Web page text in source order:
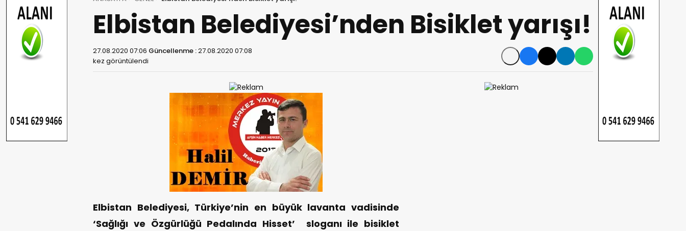
Elbistan Belediyesi’nden Bisiklet yarışı!
27.08.2020 07:06 Güncellenme :27.08.2020 07:08
kez görüntülendi
Elbistan Belediyesi, Türkiye’nin en büyük lavanta vadisinde
‘Sağlığı ve Özgürlüğü Pedalında Hisset’ sloganı ile bisiklet